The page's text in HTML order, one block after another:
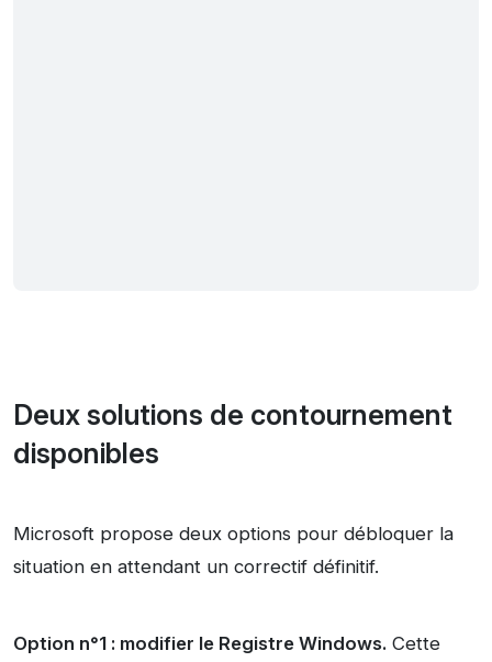
Deux solutions de contournement
disponibles
Microsoft propose deux options pour débloquer la
situation en attendant un correctif définitif.
Option n°1 : modifier le Registre Windows. Cette